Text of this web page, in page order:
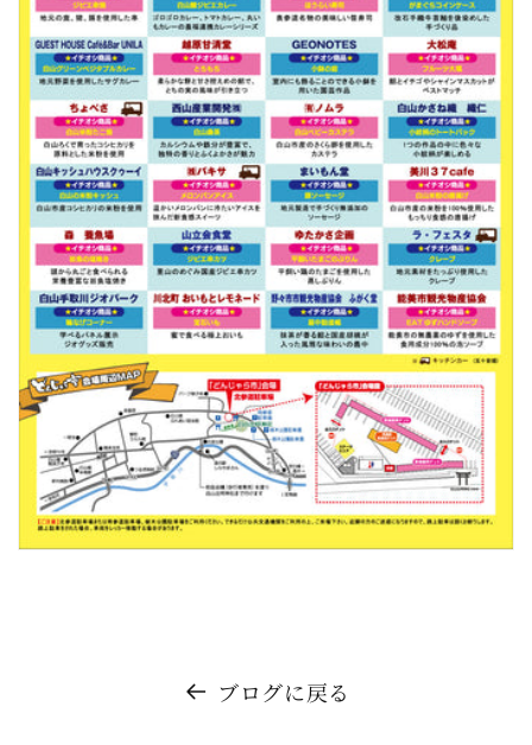
ブログに戻る